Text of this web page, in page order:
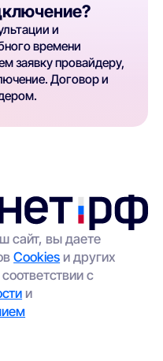
и
времени
заявку провайдеру,
Договор и
сайт, вы даете
Cookies и других
с
и